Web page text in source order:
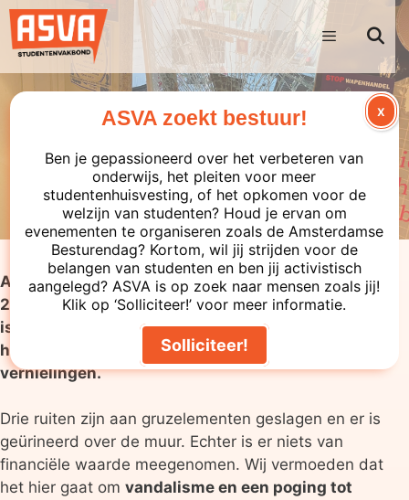
ASVA Studentenvakbond■03-07-2026
Afgelopen weekend, in de vroege uren van zondag
21 juni, is er ingebroken bij CREA. Omstreeks 04:50
is de inbraak gemeld, waarbij alleen ons kantoor
het doelwit lijkt te zijn geweest van vergaande
vernielingen.
Drie ruiten zijn aan gruzelementen geslagen en er is
geürineerd over de muur. Echter is er niets van
financiële waarde meegenomen. Wij vermoeden dat
het hier gaat om vandalisme en een poging tot
ASVA zoekt bestuur!
Ben je gepassioneerd over het verbeteren van
onderwijs, het pleiten voor meer
studentenhuisvesting, of het opkomen voor de
welzijn van studenten? Houd je ervan om
evenementen te organiseren zoals de Amsterdamse
Besturendag? Kortom, wil jij strijden voor de
belangen van studenten en ben jij activistisch
aangelegd? ASVA is op zoek naar mensen zoals jij!
Klik op ‘Solliciteer!’ voor meer informatie.
Solliciteer!
X